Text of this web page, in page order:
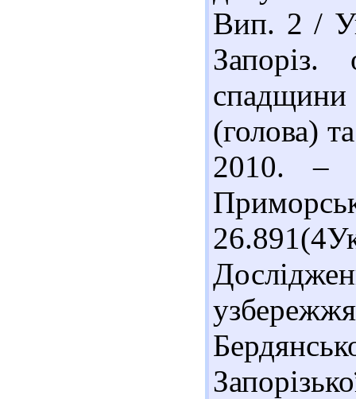
Вип. 2 /
(голова)
2010. –